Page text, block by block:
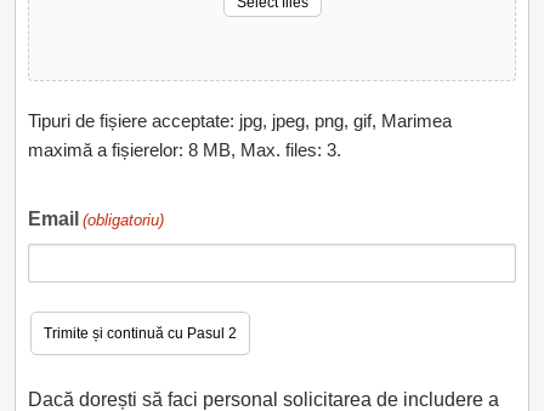
Tipuri de fișiere acceptate: jpg, jpeg, png, gif, Marimea
maximă a fișierelor: 8 MB, Max. files: 3.
Email (obligatoriu)
Dacă dorești să faci personal solicitarea de includere a